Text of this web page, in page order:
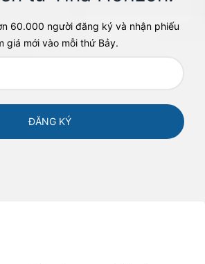
60.000 người đăng ký và nhận phiếu
giá mới vào mỗi thứ Bảy.